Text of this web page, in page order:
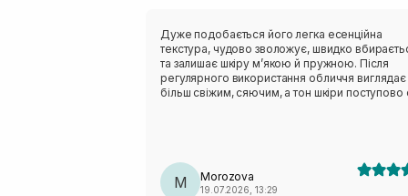
Транексамова кислота(+3)
Трипептид міді(+1)
Фактори росту(+1)
Ферулова кислота(+1)
Дуже подобається його легка есенційна
текстура, чудово зволожує, швидко
та залишає шкіру м’якою й пружною. Після
регулярного використання обличчя виглядає
більш свіжим, сяючим, а тон шкіри поступово
M Morozova
19.07.2026, 13:29